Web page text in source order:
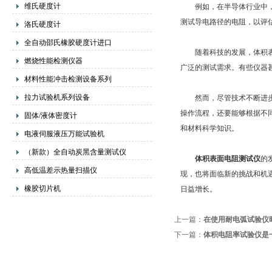
维氏硬度计
洛氏硬度计
全自动邵氏橡胶硬度计进口
燃烧性能检测仪器
材料性能冲击检测设备系列
拉力试验机系列设备
固体/液体密度计
电液伺服液压万能试验机
（新款）全自动炭黑含量测试仪
高低温差示热量扫描仪
橡胶切片机
例如，在半导体行业中，
测试导电路径的电阻，以评
随着科技的发展，体积表
广泛的测试需求。有些仪器
然而，尽管技术不断进步
操作流程，还要能够根据不
和材料科学知识。
体积表面电阻测试仪的
现，也将面临新的挑战和机
日益增长。
上一篇： 在使用耐电弧试验仪
下一篇： 体积电阻率试验仪是